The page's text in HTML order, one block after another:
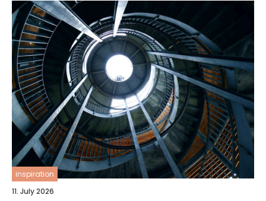
inspiration
11. July 2026